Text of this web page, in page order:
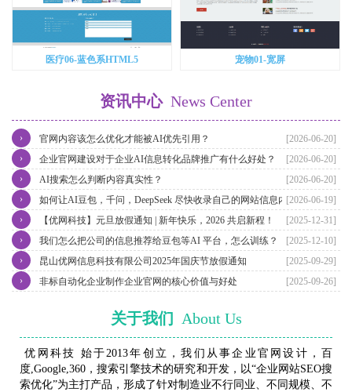
医疗06-蓝色系HTML5 宠物01-宽屏
资讯中心 News Center
[2026-06-20]
官网内容该怎么优化才能被AI优先引用？
›
[2026-06-20]
企业官网建设对于企业AI信息转化品牌推广有什么好处？
›
[2026-06-20]
AI搜索怎么判断内容真实性？
›
[2026-06-19]
如何让AI豆包，千问，DeepSeek 尽快收录自己的网站信息内容？
›
[2025-12-31]
【优网科技】元旦放假通知 | 新年快乐，2026 共启新程！
›
[2025-12-10]
我们怎么把公司的信息推荐给豆包等AI 平台，怎么训练？
›
[2025-09-29]
昆山优网信息科技有限公司2025年国庆节放假通知
›
[2025-09-26]
非标自动化企业制作企业官网的核心价值与好处
›
关于我们 About Us
优网科技 始于2013年创立，我们从事企业官网设计，百
度,Google,360，搜索引擎技术的研究和开发，以“企业网站SEO搜
索优化”为主打产品，形成了针对制造业不行同业、不同规模、不